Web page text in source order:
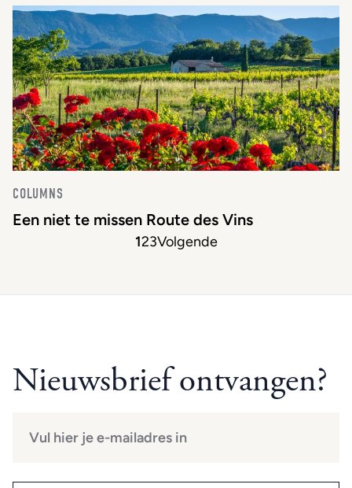
COLUMNS
Een niet te missen Route des Vins
123Volgende
Nieuwsbrief ontvangen?